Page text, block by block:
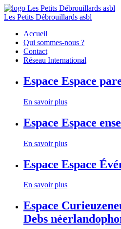
Les Petits Débrouillards asbl
Accueil
Qui sommes-nous ?
Contact
Réseau International
Espace Espace
En savoir plus
Espace Espace
En savoir plus
Espace Espace
En savoir plus
Espace
Debs